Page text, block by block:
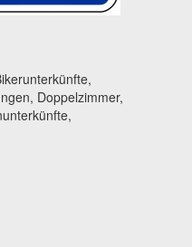
Doppelzimmer,